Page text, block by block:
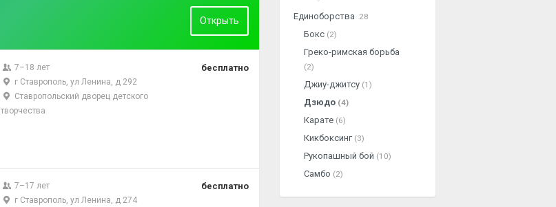
Открыть
7–18 лет
г Ставрополь, ул Ленина, д 292
Ставропольский дворец детского
творчества
бесплатно
7–17 лет
г Ставрополь, ул Ленина, д 274
бесплатно
Единоборства 28
Бокс (2)
Греко-римская борьба
(2)
Джиу-джитсу (1)
Дзюдо (4)
Карате (6)
Кикбоксинг (3)
Рукопашный бой (10)
Самбо (2)